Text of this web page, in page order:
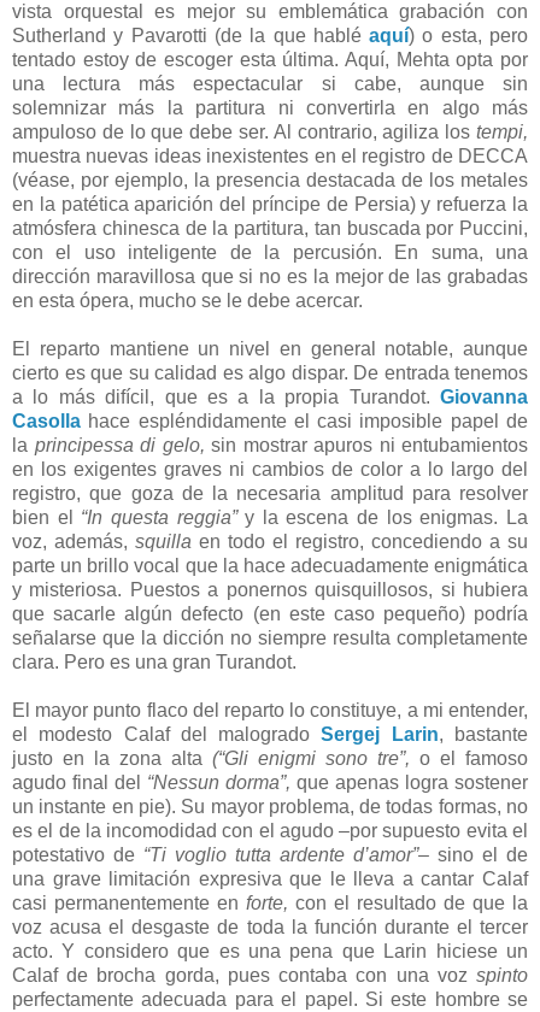
vista orquestal es mejor su emblemática grabación con
Sutherland y Pavarotti (de la que habléaquí) o esta, pero
tentado estoy de escoger esta última. Aquí, Mehta opta por
una lectura más espectacular si cabe, aunque sin
solemnizar más la partitura ni convertirla en algo más
ampuloso de lo que debe ser. Al contrario, agiliza los tempi,
muestra nuevas ideas inexistentes en el registro de DECCA
(véase, por ejemplo, la presencia destacada de los metales
en la patética aparición del príncipe de Persia) y refuerza la
atmósfera chinesca de la partitura, tan buscada por Puccini,
con el uso inteligente de la percusión. En suma, una
dirección maravillosa que si no es la mejor de las grabadas
en esta ópera, mucho se le debe acercar.
El reparto mantiene un nivel en general notable, aunque
cierto es que su calidad es algo dispar. De entrada tenemos
a lo más difícil, que es a la propia Turandot. Giovanna
Casolla hace espléndidamente el casi imposible papel de
la principessa di gelo, sin mostrar apuros ni entubamientos
en los exigentes graves ni cambios de color a lo largo del
registro, que goza de la necesaria amplitud para resolver
bien el “In questa reggia”y la escena de los enigmas. La
voz, además, squilla en todo el registro, concediendo a su
parte un brillo vocal que la hace adecuadamente enigmática
y misteriosa. Puestos a ponernos quisquillosos, si hubiera
que sacarle algún defecto (en este caso pequeño) podría
señalarse que la dicción no siempre resulta completamente
clara. Pero es una gran Turandot.
El mayor punto flaco del reparto lo constituye, a mi entender,
el modesto Calaf del malogradoSergej Larin, bastante
justo en la zona alta (“Gli enigmi sono tre”, o el famoso
agudo final del “Nessun dorma”, que apenas logra sostener
un instante en pie). Su mayor problema, de todas formas, no
es el de la incomodidad con el agudo –por supuesto evita el
potestativo de “Ti voglio tutta ardente d’amor”– sino el de
una grave limitación expresiva que le lleva a cantar Calaf
casi permanentemente en forte, con el resultado de que la
voz acusa el desgaste de toda la función durante el tercer
acto. Y considero que es una pena que Larin hiciese un
Calaf de brocha gorda, pues contaba con una voz spinto
perfectamente adecuada para el papel. Si este hombre se